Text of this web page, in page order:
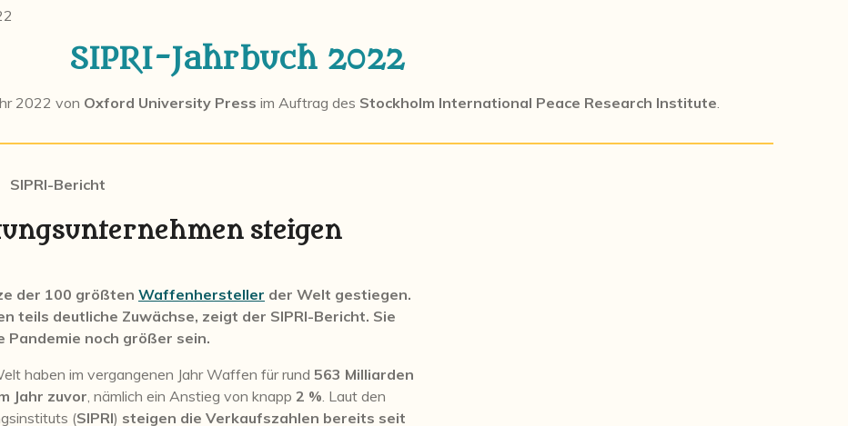
SIPRI-Jahrbuch 2022
2022 von Oxford University Press im Auftrag des Stockholm International Peace Research Institute
SIPRI-Bericht
steigen
der 100 größtenWaffenhersteller der Welt gestiegen.
teils deutliche Zuwächse, zeigt der SIPRI-Bericht. Sie
Pandemie noch größer sein.
haben im vergangenen Jahr Waffen für rund 563 Milliarden
Jahr zuvor , nämlich ein Anstieg von knapp 2 % . Laut den
(SIPRI) steigen die Verkaufszahlen bereits seit